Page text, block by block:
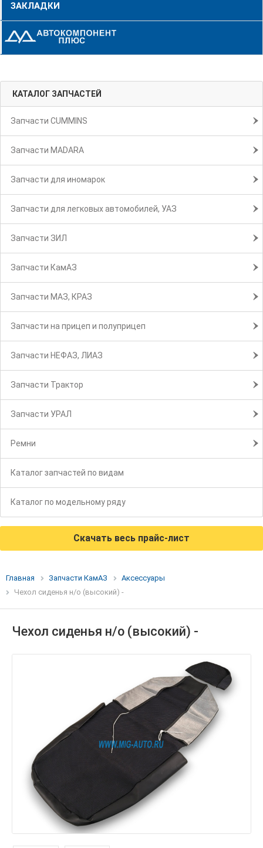
ЗАКЛАДКИ
КАТАЛОГ ЗАПЧАСТЕЙ
Запчасти CUMMINS
Запчасти MADARA
Запчасти для иномарок
Запчасти для легковых автомобилей, УАЗ
Запчасти ЗИЛ
Запчасти КамАЗ
Запчасти МАЗ, КРАЗ
Запчасти на прицеп и полуприцеп
Запчасти НЕФАЗ, ЛИАЗ
Запчасти Трактор
Запчасти УРАЛ
Ремни
Каталог запчастей по видам
Каталог по модельному ряду
Скачать весь прайс-лист
Главная Запчасти КамАЗ
Аксессуары
Чехол сиденья н/о (высокий) -
Чехол сиденья н/о (высокий) -